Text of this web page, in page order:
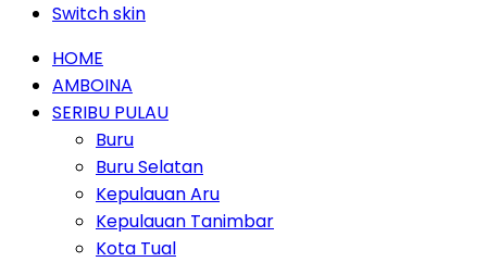
Switch skin
HOME
AMBOINA
SERIBU PULAU
Buru
Buru Selatan
Kepulauan Aru
Kepulauan Tanimbar
Kota Tual